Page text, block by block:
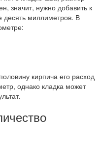
значит, нужно добавить к
десять миллиметров. В
кирпича его расход
однако кладка может